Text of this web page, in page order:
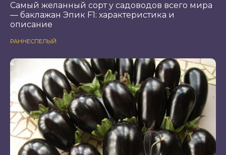
Самый желанный сорт у садоводов всего мира
— баклажан Эпик F1: характеристика и
описание
РАННЕСПЕЛЫЙ